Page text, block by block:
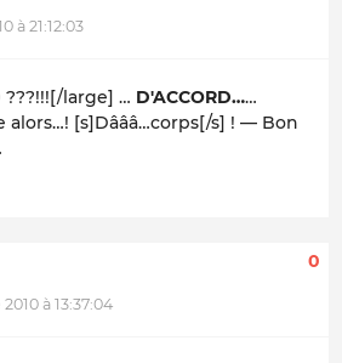
à 21:12:03
???!!![/large] … D'ACCORD……
alors…! [s]Dâââ…corps[/s] ! — Bon
à 13:37:04
0